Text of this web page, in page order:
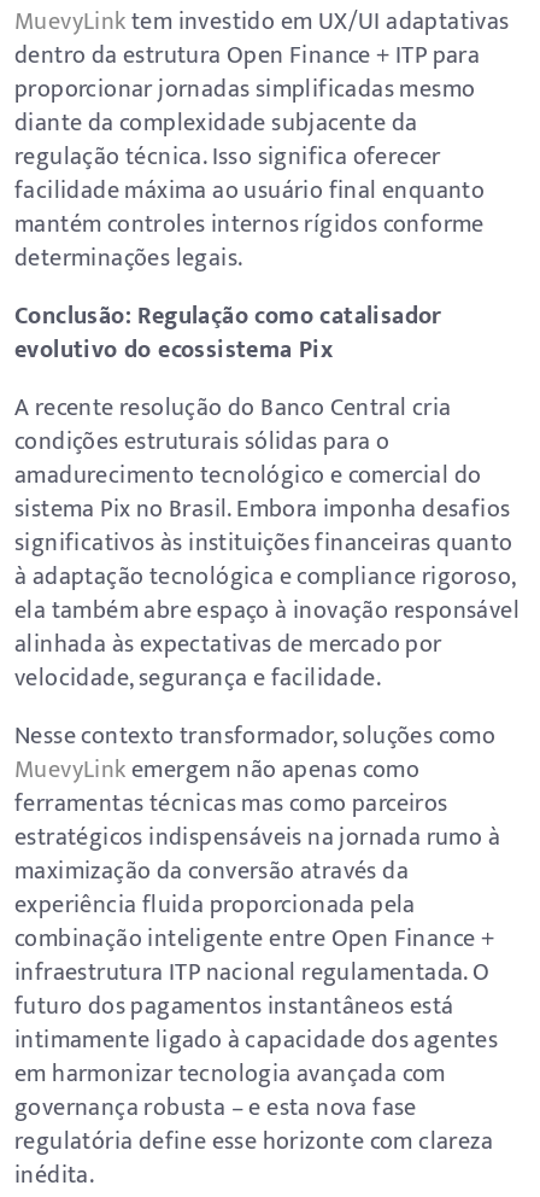
MuevyLinktem investido em UX/UI adaptativas
dentro da estrutura Open Finance + ITP para
proporcionar jornadas simplificadas mesmo
diante da complexidade subjacente da
regulação técnica. Isso significa oferecer
facilidade máxima ao usuário final enquanto
mantém controles internos rígidos conforme
determinações legais.
Conclusão: Regulação como catalisador
evolutivo do ecossistema Pix
A recente resolução do Banco Central cria
condições estruturais sólidas para o
amadurecimento tecnológico e comercial do
sistema Pix no Brasil. Embora imponha desafios
significativos às instituições financeiras quanto
à adaptação tecnológica e compliance rigoroso,
ela também abre espaço à inovação responsável
alinhada às expectativas de mercado por
velocidade, segurança e facilidade.
Nesse contexto transformador, soluções como
MuevyLinkemergem não apenas como
ferramentas técnicas mas como parceiros
estratégicos indispensáveis na jornada rumo à
maximização da conversão através da
experiência fluida proporcionada pela
combinação inteligente entre Open Finance +
infraestrutura ITP nacional regulamentada. O
futuro dos pagamentos instantâneos está
intimamente ligado à capacidade dos agentes
em harmonizar tecnologia avançada com
governança robusta – e esta nova fase
regulatória define esse horizonte com clareza
inédita.